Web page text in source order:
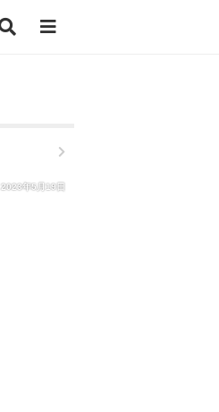
2023年5月19日